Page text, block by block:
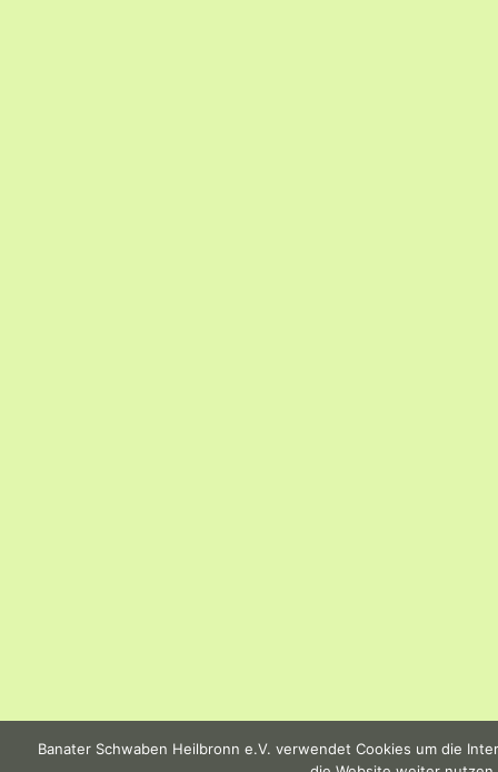
Banater Schwaben Heilbronn e.V. verwendet Cookies um die